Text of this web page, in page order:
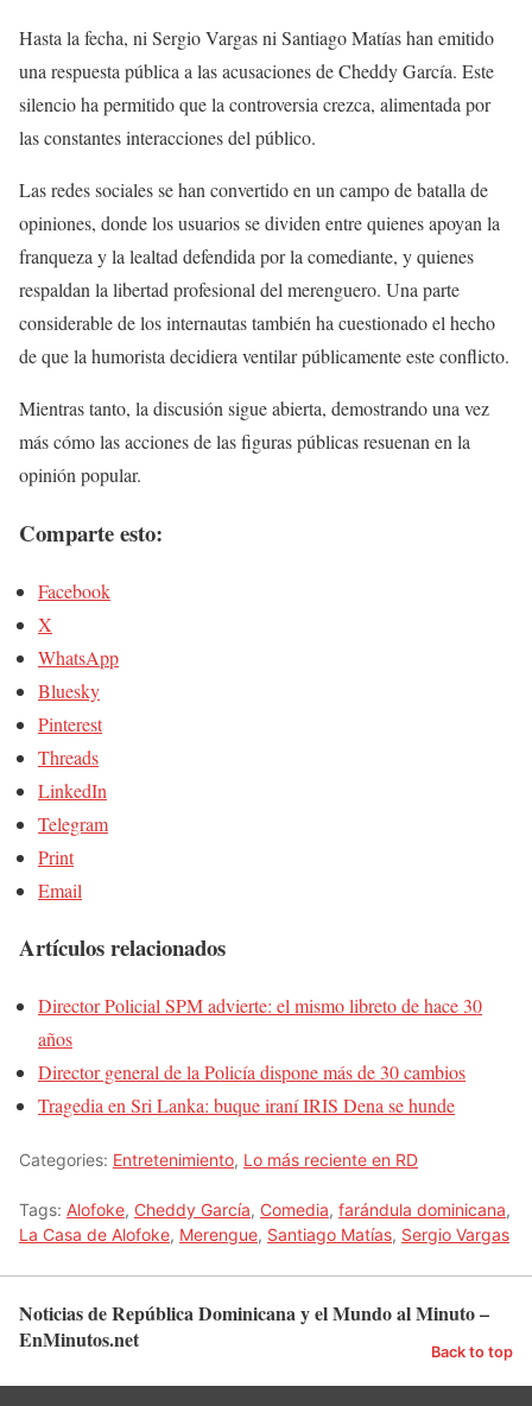
Hasta la fecha, ni Sergio Vargas ni Santiago Matías han emitido
una respuesta pública a las acusaciones de Cheddy García. Este
silencio ha permitido que la controversia crezca, alimentada por
las constantes interacciones del público.
Las redes sociales se han convertido en un campo de batalla de
opiniones, donde los usuarios se dividen entre quienes apoyan la
franqueza y la lealtad defendida por la comediante, y quienes
respaldan la libertad profesional del merenguero. Una parte
considerable de los internautas también ha cuestionado el hecho
de que la humorista decidiera ventilar públicamente este conflicto.
Mientras tanto, la discusión sigue abierta, demostrando una vez
más cómo las acciones de las figuras públicas resuenan en la
opinión popular.
Comparte esto:
Facebook
X
WhatsApp
Bluesky
Pinterest
Threads
LinkedIn
Telegram
Print
Email
Artículos relacionados
Director Policial SPM advierte: el mismo libreto de hace 30
años
Director general de la Policía dispone más de 30 cambios
Tragedia en Sri Lanka: buque iraní IRIS Dena se hunde
Categories: Entretenimiento, Lo más reciente en RD
Tags: Alofoke, Cheddy García, Comedia, farándula dominicana,
La Casa de Alofoke, Merengue, Santiago Matías, Sergio Vargas
Noticias de República Dominicana y el Mundo al Minuto –
EnMinutos.net
Back to top